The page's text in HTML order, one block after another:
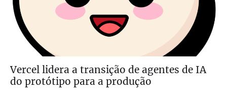
Vercel lidera a transição de agentes de IA
do protótipo para a produção